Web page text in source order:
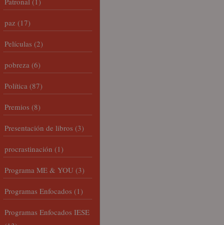
paz (17)
Películas (2)
pobreza (6)
Política (87)
Premios (8)
Presentación de libros (3)
procrastinación (1)
Programa ME & YOU (3)
Programas Enfocados (1)
Programas Enfocados IESE